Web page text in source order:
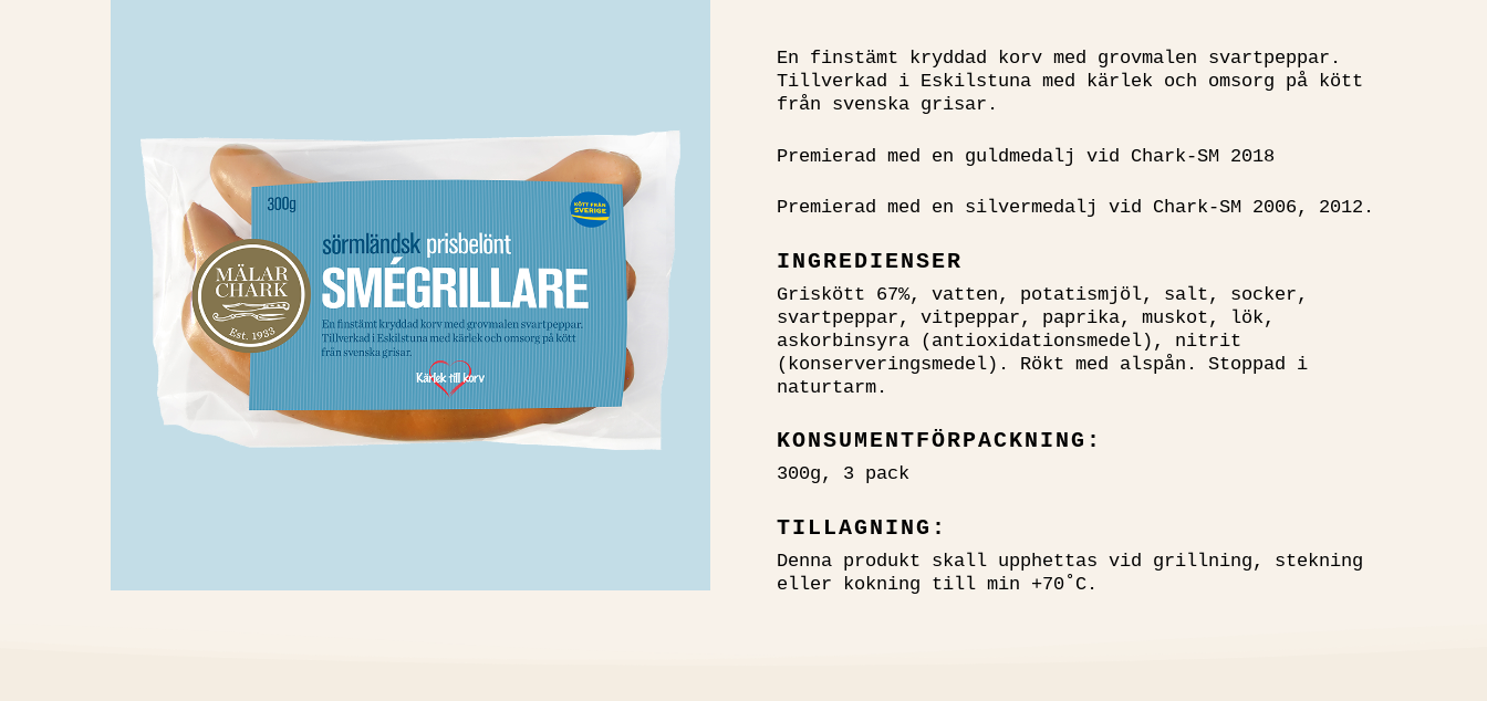
En finstämt kryddad korv med grovmalen svartpeppar.
Tillverkad i Eskilstuna med kärlek och omsorg på kött
från svenska grisar.
Premierad med en guldmedalj vid Chark-SM 2018
Premierad med en silvermedalj vid Chark-SM 2006, 2012.
INGREDIENSER
Griskött 67%, vatten, potatismjöl, salt, socker,
svartpeppar, vitpeppar, paprika, muskot, lök,
askorbinsyra (antioxidationsmedel), nitrit
(konserveringsmedel). Rökt med alspån. Stoppad i
naturtarm.
KONSUMENTFÖRPACKNING:
300g, 3 pack
TILLAGNING:
Denna produkt skall upphettas vid grillning, stekning
eller kokning till min +70˚C.